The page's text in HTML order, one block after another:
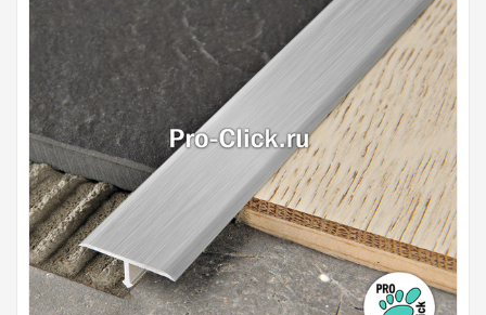
Профили для стекла и SPC
Обводы для труб
Алюминиевые профили
Крепёж и крепления
Садовая мебель
Оплата
Доставка